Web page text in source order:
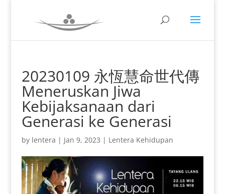
20230109 永恆慧命世代傳
Meneruskan Jiwa
Kebijaksanaan dari
Generasi ke Generasi
by lentera | Jan 9, 2023 | Lentera Kehidupan